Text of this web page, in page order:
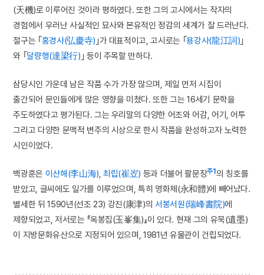
(天機)로 이루어진 것이라 평하였다. 또한 그의 고시에서는 작자의
경험에서 우러난 사실적인 묘사와 본유적인 정감의 세계가 잘 드러난다.
절구는 ｢홍경사(弘慶寺) ｣가 대표적이고, 고시로는 ｢용강사(龍江詞) ｣
와 ｢달량행(達梁行) ｣ 등이 주목할 만하다.
삼당시인 가운데 남은 작품 수가 가장 많으며, 제일 먼저 시집이
출간되어 문인들에게 많은 영향을 미쳤다. 또한 그는 16세기 문학을
주도하였다고 평가된다. 그는 우리말의 다양한 어조와 어감, 어기, 어투
그리고 다양한 문맥적 변주의 시상으로 한시 작품을 완성하고자 노력한
시인이었다.
백광훈은 이산해(李山海) ,최립(崔岦) 등과 더불어 팔문장주1의 칭호를
받았고, 글씨에도 일가를 이루었으며, 특히 영화체(永和體)에 빼어났다.
별세한 뒤 1590년(선조 23) 강진(康津)의 서봉서원(瑞峰書院)에
제향되었고, 저서로는 『옥봉집(玉峯集)』이 있다. 현재 그의 유묵(遺墨)
이 지방문화유산으로 지정되어 있으며, 1981년 유물관이 건립되었다.